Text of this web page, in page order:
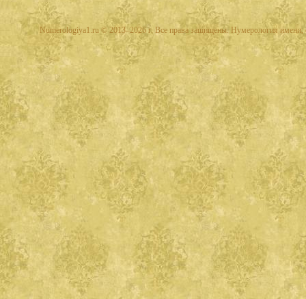
Numerologiya1.ru © 2013–2026 г. Все права защищены. Нумерология имени,